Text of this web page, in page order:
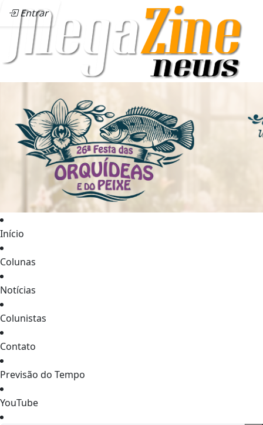
Entrar
Início
Colunas
Notícias
Colunistas
Contato
Previsão do Tempo
YouTube